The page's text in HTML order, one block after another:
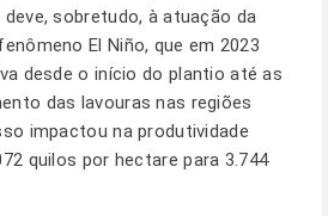
sobretudo, à atuação da
El Niño, que em 2023
desde o início do plantio até as
das lavouras nas regiões
impactou na produtividade
quilos por hectare para 3.744